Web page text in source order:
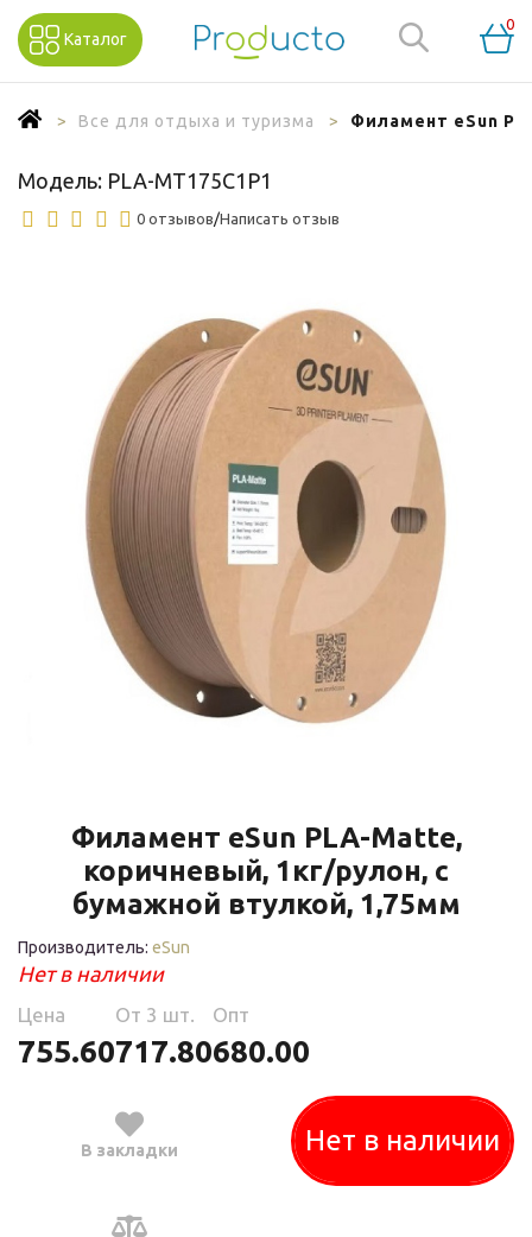
Каталог
0
Все для отдыха и туризма Филамент eSun
Модель: PLA-MT175C1P1
0 отзывов/Написать отзыв
Филамент eSun PLA-Matte,
коричневый, 1кг/рулон, с
бумажной втулкой, 1,75мм
Производитель: eSun
Нет в наличии
Цена
755.60
Oт 3 шт.
717.80
Опт
680.00
В закладки Нет в наличии